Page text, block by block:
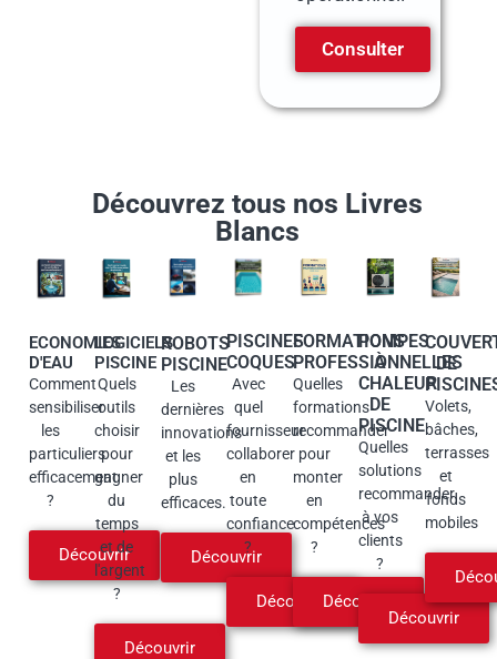
Consulter
Découvrez tous nos Livres
Blancs
ECONOMIES
D'EAU
Comment
sensibiliser
les
particuliers
efficacement
?
Découvrir
LOGICIELS
PISCINE
Quels
outils
choisir
pour
gagner
du
temps
et de
l'argent
?
Découvrir
ROBOTS
PISCINE
Les
dernières
innovations
et les
plus
efficaces.
Découvrir
PISCINES
COQUES
Avec
quel
fournisseur
collaborer
en
toute
confiance
?
Découvrir
FORMATIONS
PROFESSIONNELLES
Quelles
formations
recommander
pour
monter
en
compétences
?
Découvrir
POMPES
À
CHALEUR
DE
PISCINE
Quelles
solutions
recommander
à vos
clients
?
Découvrir
DE
Volets,
bâches,
terrasses
et
fonds
mobiles